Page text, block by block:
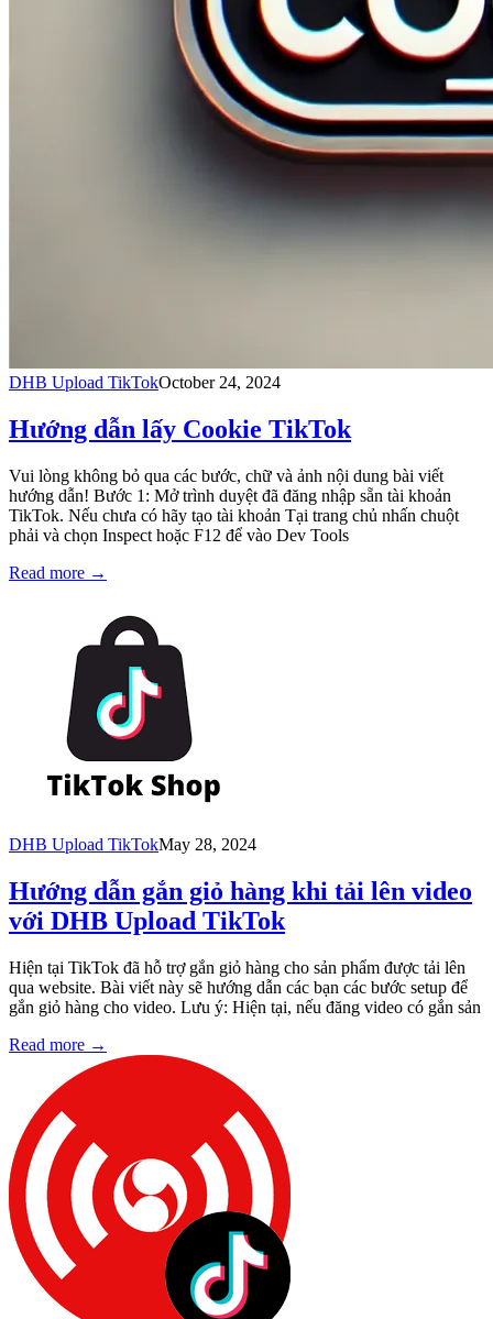
DHB Upload TikTokOctober 24, 2024
Hướng dẫn lấy Cookie TikTok
Vui lòng không bỏ qua các bước, chữ và ảnh nội dung bài viết
hướng dẫn! Bước 1: Mở trình duyệt đã đăng nhập sẵn tài khoản
TikTok. Nếu chưa có hãy tạo tài khoản Tại trang chủ nhấn chuột
phải và chọn Inspect hoặc F12 để vào Dev Tools
Read more →
DHB Upload TikTokMay 28, 2024
Hướng dẫn gắn giỏ hàng khi tải lên video
với DHB Upload TikTok
Hiện tại TikTok đã hỗ trợ gắn giỏ hàng cho sản phẩm được tải lên
qua website. Bài viết này sẽ hướng dẫn các bạn các bước setup để
gắn giỏ hàng cho video. Lưu ý: Hiện tại, nếu đăng video có gắn sản
Read more →